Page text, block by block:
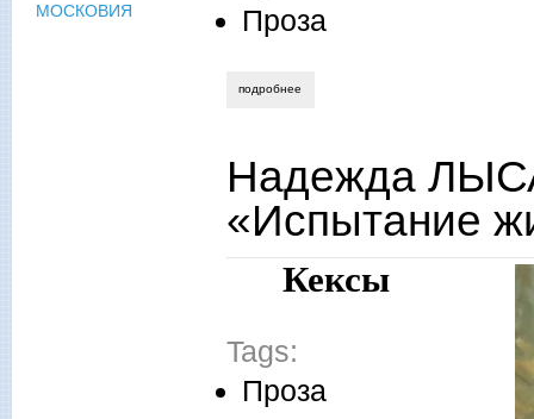
Проза
подробнее
Надежда
«Испытание
Кексы
Tags:
Проза
МОСКОВИЯ